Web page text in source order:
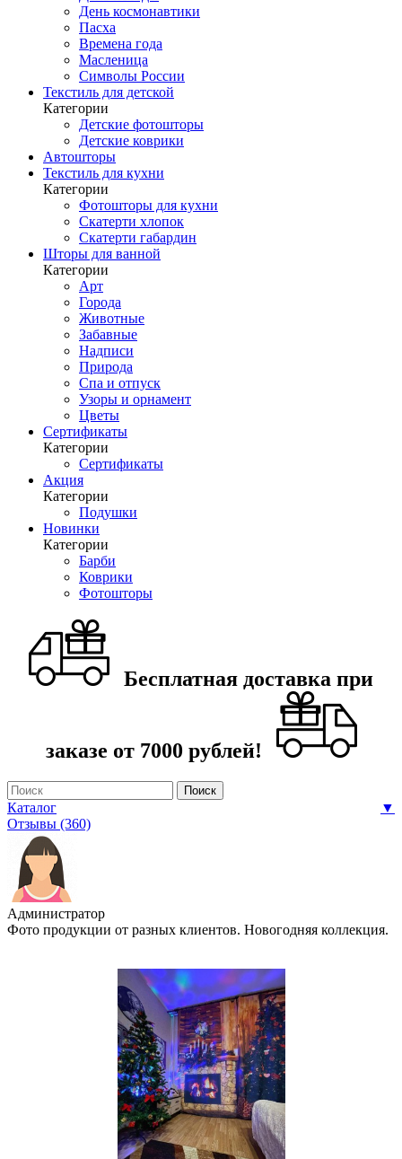
День космонавтики
Пасха
Времена года
Масленица
Символы России
Текстиль для детской
Категории
Детские фотошторы
Детские коврики
Автошторы
Текстиль для кухни
Категории
Фотошторы для кухни
Скатерти хлопок
Скатерти габардин
Шторы для ванной
Категории
Арт
Города
Животные
Забавные
Надписи
Природа
Спа и отпуск
Узоры и орнамент
Цветы
Сертификаты
Категории
Сертификаты
Акция
Категории
Подушки
Новинки
Категории
Барби
Коврики
Фотошторы
Бесплатная доставка при
заказе от 7000 рублей!
Каталог
▼
Отзывы (360)
Администратор
Фото продукции от разных клиентов. Новогодняя коллекция.